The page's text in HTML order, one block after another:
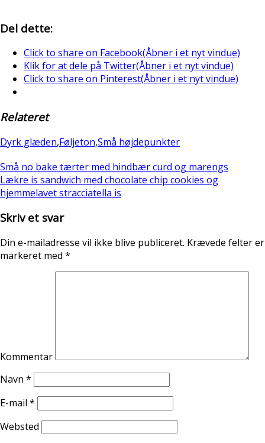
Del dette:
Click to share on Facebook(Åbner i et nyt vindue)
Klik for at dele på Twitter(Åbner i et nyt vindue)
Click to share on Pinterest(Åbner i et nyt vindue)
Relateret
Dyrk glæden,Føljeton,Små højdepunkter
Små no bake tærter med hindbær curd og marengs
Lækre is sandwich med chocolate chip cookies og
hjemmelavet stracciatella is
Skriv et svar
Din e-mailadresse vil ikke blive publiceret. Krævede felter er
markeret med *
Kommentar
Navn *
E-mail *
Websted